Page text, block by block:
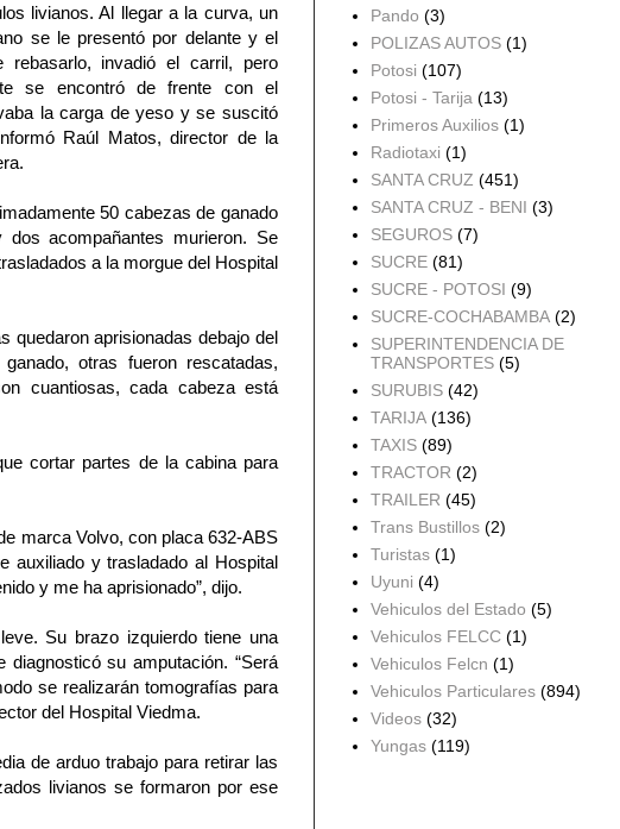
livianos. Al llegar a la curva, un
se le presentó por delante y el
rebasarlo, invadió el carril, pero
se encontró de frente con el
la carga de yeso y se suscitó
Raúl Matos, director de la
50 cabezas de ganado
acompañantes murieron. Se
a la morgue del Hospital
quedaron aprisionadas debajo del
otras fueron rescatadas,
cuantiosas, cada cabeza está
cortar partes de la cabina para
marca Volvo, con placa 632-ABS
auxiliado y trasladado al Hospital
y me ha aprisionado”, dijo.
Su brazo izquierdo tiene una
su amputación. “Será
se realizarán tomografías para
del Hospital Viedma.
de arduo trabajo para retirar las
livianos se formaron por ese
Pando (3)
POLIZAS AUTOS (1)
Potosi (107)
Potosi - Tarija (13)
Primeros Auxilios (1)
Radiotaxi (1)
SANTA CRUZ (451)
SANTA CRUZ - BENI (3)
SEGUROS (7)
SUCRE (81)
SUCRE - POTOSI (9)
SUCRE-COCHABAMBA (2)
SUPERINTENDENCIA DE
TRANSPORTES (5)
SURUBIS (42)
TARIJA (136)
TAXIS (89)
TRACTOR (2)
TRAILER (45)
Trans Bustillos (2)
Turistas (1)
Uyuni (4)
Vehiculos del Estado (5)
Vehiculos FELCC (1)
Vehiculos Felcn (1)
Vehiculos Particulares (894)
Videos (32)
Yungas (119)